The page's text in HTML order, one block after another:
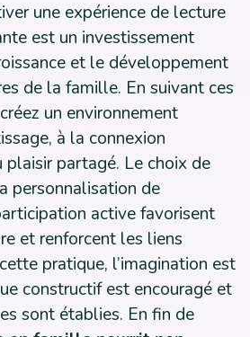
une expérience de lecture
est un investissement
et le développement
de la famille. En suivant ces
un environnement
à la connexion
partagé. Le choix de
personnalisation de
active favorisent
et renforcent les liens
pratique, l’imagination est
constructif est encouragé et
sont établies. En fin de